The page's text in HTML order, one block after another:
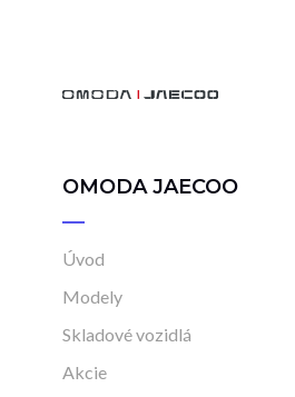
OMODA JAECOO
Úvod
Modely
Skladové vozidlá
Akcie